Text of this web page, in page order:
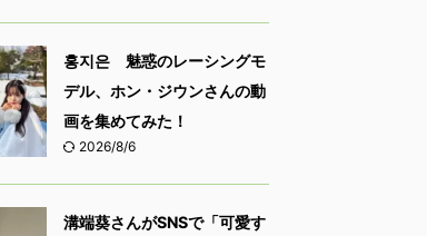
홍지은 魅惑のレーシングモ
デル、ホン・ジウンさんの動
画を集めてみた！
2026/8/6
溝端葵さんがSNSで「可愛す